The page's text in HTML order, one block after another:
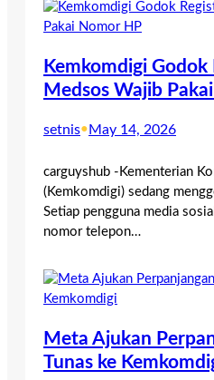
Kemkomdigi Godok
Medsos Wajib
setnis• May 14, 2026
carguyshub -Kementerian
(Kemkomdigi) sedang
Setiap pengguna media
nomor telepon…
Meta Ajukan
Tunas ke